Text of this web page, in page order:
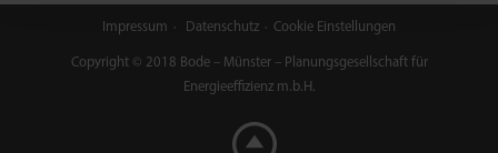
Impressum Datenschutz Cookie Einstellungen
Copyright © 2018 Bode – Münster – Planungsgesellschaft für
Energieeffizienz m.b.H.